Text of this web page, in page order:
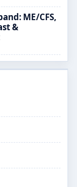
ME/CFS,
&